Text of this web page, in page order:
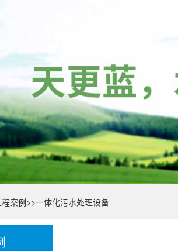
程案例>>一体化污水处理设备